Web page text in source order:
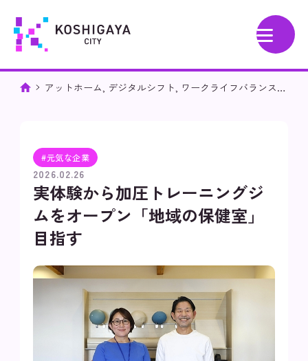
アットホーム デジタルシフト ワークライフバランス,
#元気な企業
2026.02.26
実体験から加圧トレーニングジ
ムをオープン「地域の保健室」
目指す